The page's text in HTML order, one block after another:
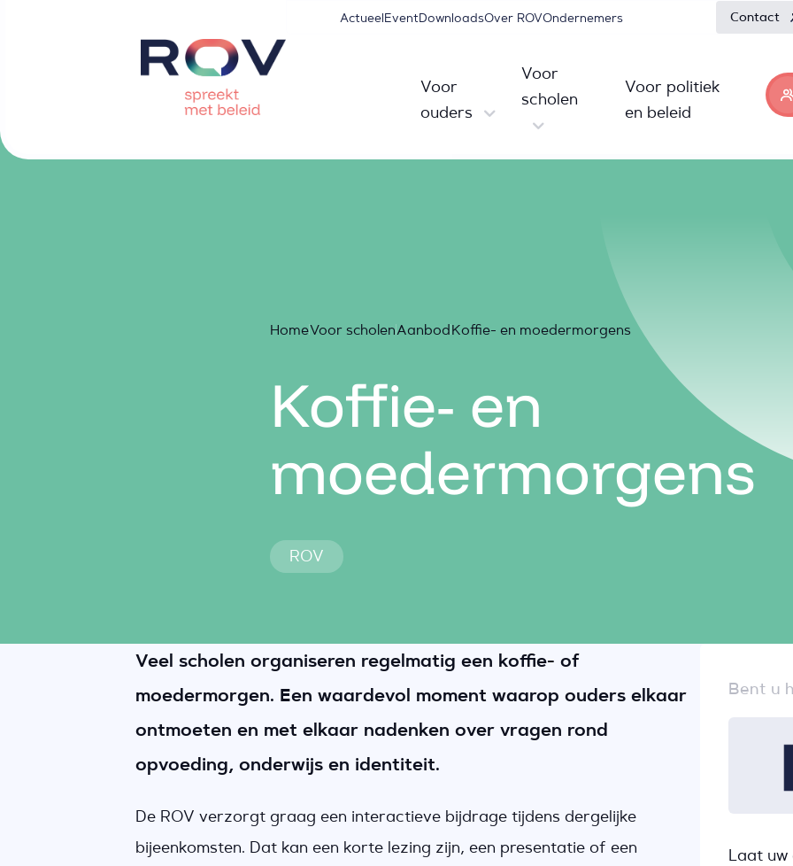
ActueelEventDownloadsOver ROVOndernemers Contact
Voor
ouders
Voor
scholen
Voor politiek
en beleid
HomeVoor scholenAanbodKoffie- en moedermorgens
Koffie- en
moedermorgens
ROV
Veel scholen organiseren regelmatig een koffie- of
moedermorgen. Een waardevol moment waarop ouders elkaar
ontmoeten en met elkaar nadenken over vragen rond
opvoeding, onderwijs en identiteit.
De ROV verzorgt graag een interactieve bijdrage tijdens dergelijke
bijeenkomsten. Dat kan een korte lezing zijn, een presentatie of een
Bent u
Laat